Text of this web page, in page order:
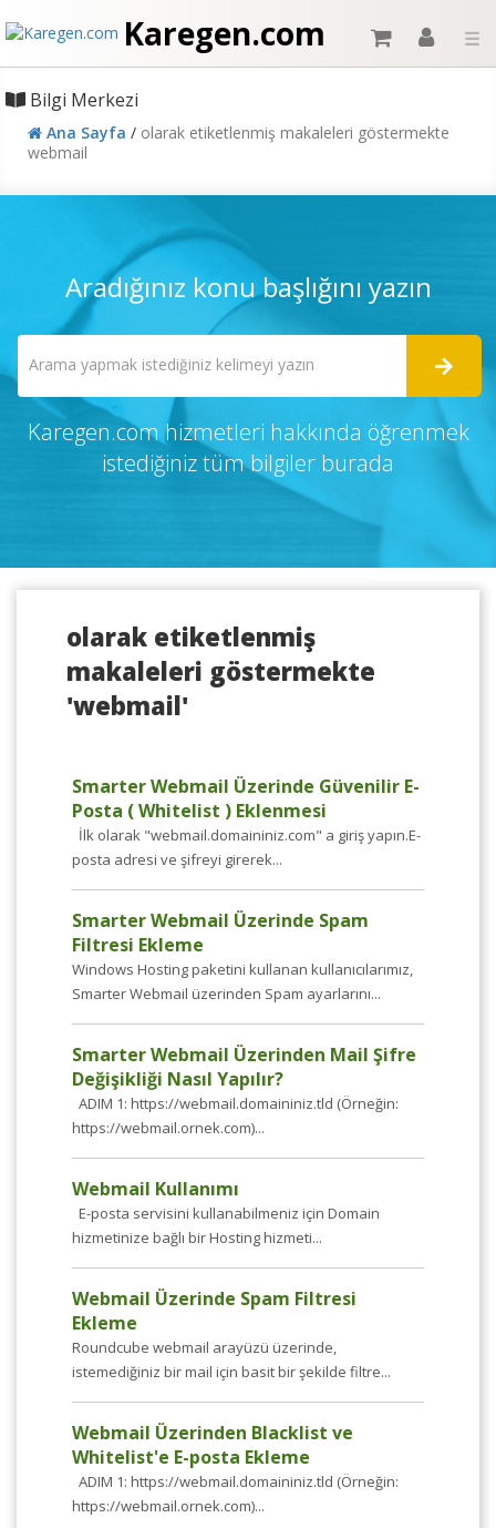
Karegen.com ☰
Bilgi Merkezi
Ana Sayfa / olarak etiketlenmiş makaleleri göstermekte
webmail
Aradığınız konu başlığını yazın
Karegen.com hizmetleri hakkında öğrenmek
istediğiniz tüm bilgiler burada
olarak etiketlenmiş
makaleleri göstermekte
'webmail'
Smarter Webmail Üzerinde Güvenilir E-
Posta ( Whitelist ) Eklenmesi
İlk olarak "webmail.domaininiz.com" a giriş yapın.E-
posta adresi ve şifreyi girerek...
Smarter Webmail Üzerinde Spam
Filtresi Ekleme
Windows Hosting paketini kullanan kullanıcılarımız,
Smarter Webmail üzerinden Spam ayarlarını...
Smarter Webmail Üzerinden Mail Şifre
Değişikliği Nasıl Yapılır?
ADIM 1: https://webmail.domaininiz.tld (Örneğin:
https://webmail.ornek.com)...
Webmail Kullanımı
E-posta servisini kullanabilmeniz için Domain
hizmetinize bağlı bir Hosting hizmeti...
Webmail Üzerinde Spam Filtresi
Ekleme
Roundcube webmail arayüzü üzerinde,
istemediğiniz bir mail için basit bir şekilde filtre...
Webmail Üzerinden Blacklist ve
Whitelist'e E-posta Ekleme
ADIM 1: https://webmail.domaininiz.tld (Örneğin:
https://webmail.ornek.com)...